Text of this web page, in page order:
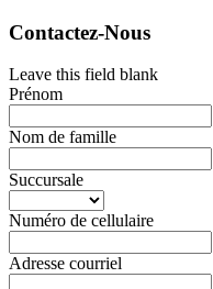
Contactez-Nous
Leave this field blank
Prénom
Nom de famille
Succursale
Numéro de cellulaire
Adresse courriel